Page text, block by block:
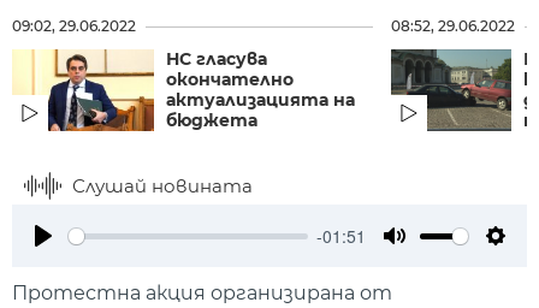
09:02, 29.06.2022
НС гласува
окончателно
актуализацията на
бюджета
08:52, 29.06.2022
Слушай новината
-01:51
Протестна акция организирана от